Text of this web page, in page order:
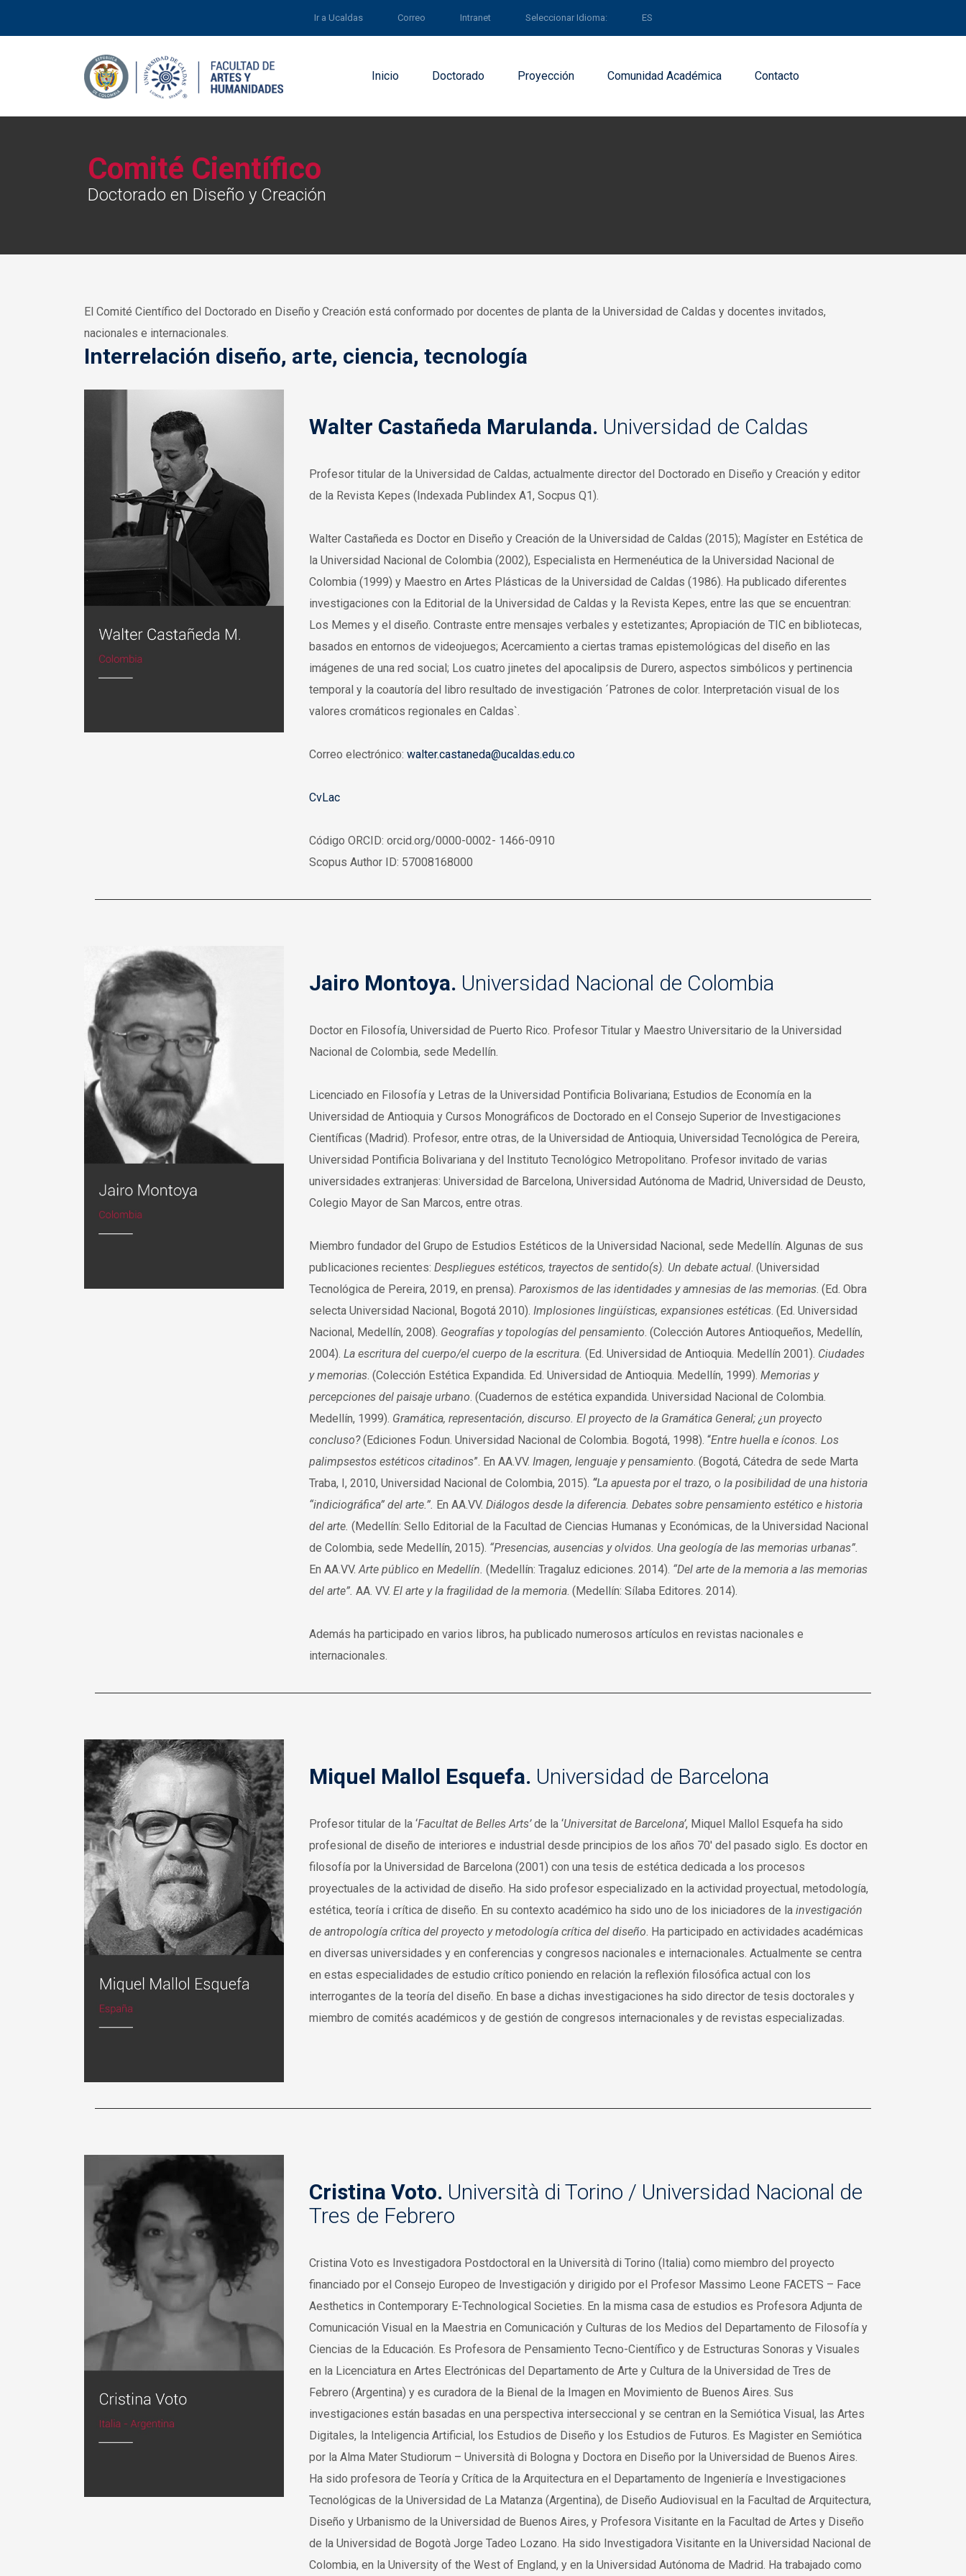
Ir a Ucaldas Correo Intranet Seleccionar Idioma: ES
Inicio Doctorado Proyección Comunidad Académica Contacto
Comité Científico
Doctorado en Diseño y Creación
El Comité Científico del Doctorado en Diseño y Creación está conformado por docentes de planta de la Universidad de Caldas y docentes invitados,
nacionales e internacionales.
Interrelación diseño, arte, ciencia, tecnología
Walter Castañeda Marulanda. Universidad de Caldas
Profesor titular de la Universidad de Caldas, actualmente director del Doctorado en Diseño y Creación y editor
de la Revista Kepes (Indexada Publindex A1, Socpus Q1).
Walter Castañeda es Doctor en Diseño y Creación de la Universidad de Caldas (2015); Magíster en Estética de
la Universidad Nacional de Colombia (2002), Especialista en Hermenéutica de la Universidad Nacional de
Colombia (1999) y Maestro en Artes Plásticas de la Universidad de Caldas (1986). Ha publicado diferentes
investigaciones con la Editorial de la Universidad de Caldas y la Revista Kepes, entre las que se encuentran:
Los Memes y el diseño. Contraste entre mensajes verbales y estetizantes; Apropiación de TIC en bibliotecas,
basados en entornos de videojuegos; Acercamiento a ciertas tramas epistemológicas del diseño en las
imágenes de una red social; Los cuatro jinetes del apocalipsis de Durero, aspectos simbólicos y pertinencia
temporal y la coautoría del libro resultado de investigación ´Patrones de color. Interpretación visual de los
valores cromáticos regionales en Caldas`.
Correo electrónico: walter.castaneda@ucaldas.edu.co
CvLac
Código ORCID: orcid.org/0000-0002- 1466-0910
Scopus Author ID: 57008168000
Jairo Montoya. Universidad Nacional de Colombia
Doctor en Filosofía, Universidad de Puerto Rico. Profesor Titular y Maestro Universitario de la Universidad
Nacional de Colombia, sede Medellín.
Licenciado en Filosofía y Letras de la Universidad Pontificia Bolivariana; Estudios de Economía en la
Universidad de Antioquia y Cursos Monográficos de Doctorado en el Consejo Superior de Investigaciones
Científicas (Madrid). Profesor, entre otras, de la Universidad de Antioquia, Universidad Tecnológica de Pereira,
Universidad Pontificia Bolivariana y del Instituto Tecnológico Metropolitano. Profesor invitado de varias
universidades extranjeras: Universidad de Barcelona, Universidad Autónoma de Madrid, Universidad de Deusto,
Colegio Mayor de San Marcos, entre otras.
Miembro fundador del Grupo de Estudios Estéticos de la Universidad Nacional, sede Medellín. Algunas de sus
publicaciones recientes: Despliegues estéticos, trayectos de sentido(s). Un debate actual. (Universidad
Tecnológica de Pereira, 2019, en prensa). Paroxismos de las identidades y amnesias de las memorias. (Ed. Obra
selecta Universidad Nacional, Bogotá 2010). Implosiones lingüísticas, expansiones estéticas. (Ed. Universidad
Nacional, Medellín, 2008). Geografías y topologías del pensamiento. (Colección Autores Antioqueños, Medellín,
2004). La escritura del cuerpo/el cuerpo de la escritura. (Ed. Universidad de Antioquia. Medellín 2001). Ciudades
y memorias. (Colección Estética Expandida. Ed. Universidad de Antioquia. Medellín, 1999). Memorias y
percepciones del paisaje urbano. (Cuadernos de estética expandida. Universidad Nacional de Colombia.
Medellín, 1999). Gramática, representación, discurso. El proyecto de la Gramática General; ¿un proyecto
concluso?(Ediciones Fodun. Universidad Nacional de Colombia. Bogotá, 1998). “Entre huella e íconos. Los
palimpsestos estéticos citadinos”. En AA.VV. Imagen, lenguaje y pensamiento. (Bogotá, Cátedra de sede Marta
Traba, I, 2010, Universidad Nacional de Colombia, 2015). “La apuesta por el trazo, o la posibilidad de una historia
“indiciográfica” del arte.”. En AA.VV. Diálogos desde la diferencia. Debates sobre pensamiento estético e historia
del arte. (Medellín: Sello Editorial de la Facultad de Ciencias Humanas y Económicas, de la Universidad Nacional
de Colombia, sede Medellín, 2015). “Presencias, ausencias y olvidos. Una geología de las memorias urbanas”.
En AA.VV.Arte público en Medellín. (Medellín: Tragaluz ediciones. 2014). “Del arte de la memoria a las memorias
del arte”. AA. VV. El arte y la fragilidad de la memoria. (Medellín: Sílaba Editores. 2014).
Además ha participado en varios libros, ha publicado numerosos artículos en revistas nacionales e
internacionales.
Miquel Mallol Esquefa. Universidad de Barcelona
Profesor titular de la ‘Facultat de Belles Arts’de la ‘Universitat de Barcelona’, Miquel Mallol Esquefa ha sido
profesional de diseño de interiores e industrial desde principios de los años 70′ del pasado siglo. Es doctor en
filosofía por la Universidad de Barcelona (2001) con una tesis de estética dedicada a los procesos
proyectuales de la actividad de diseño. Ha sido profesor especializado en la actividad proyectual, metodología,
estética, teoría i crítica de diseño. En su contexto académico ha sido uno de los iniciadores de la investigación
de antropología crítica del proyecto y metodología crítica del diseño. Ha participado en actividades académicas
en diversas universidades y en conferencias y congresos nacionales e internacionales. Actualmente se centra
en estas especialidades de estudio crítico poniendo en relación la reflexión filosófica actual con los
interrogantes de la teoría del diseño. En base a dichas investigaciones ha sido director de tesis doctorales y
miembro de comités académicos y de gestión de congresos internacionales y de revistas especializadas.
Cristina Voto. Università di Torino / Universidad Nacional de
Tres de Febrero
Cristina Voto es Investigadora Postdoctoral en la Università di Torino (Italia) como miembro del proyecto
financiado por el Consejo Europeo de Investigación y dirigido por el Profesor Massimo Leone FACETS – Face
Aesthetics in Contemporary E-Technological Societies. En la misma casa de estudios es Profesora Adjunta de
Comunicación Visual en la Maestria en Comunicación y Culturas de los Medios del Departamento de Filosofía y
Ciencias de la Educación. Es Profesora de Pensamiento Tecno-Científico y de Estructuras Sonoras y Visuales
en la Licenciatura en Artes Electrónicas del Departamento de Arte y Cultura de la Universidad de Tres de
Febrero (Argentina) y es curadora de la Bienal de la Imagen en Movimiento de Buenos Aires. Sus
investigaciones están basadas en una perspectiva interseccional y se centran en la Semiótica Visual, las Artes
Digitales, la Inteligencia Artificial, los Estudios de Diseño y los Estudios de Futuros. Es Magister en Semiótica
por la Alma Mater Studiorum – Università di Bologna y Doctora en Diseño por la Universidad de Buenos Aires.
Ha sido profesora de Teoría y Crítica de la Arquitectura en el Departamento de Ingeniería e Investigaciones
Tecnológicas de la Universidad de La Matanza (Argentina), de Diseño Audiovisual en la Facultad de Arquitectura,
Diseño y Urbanismo de la Universidad de Buenos Aires, y Profesora Visitante en la Facultad de Artes y Diseño
de la Universidad de Bogotà Jorge Tadeo Lozano. Ha sido Investigadora Visitante en la Universidad Nacional de
Colombia, en la University of the West of England, y en la Universidad Autónoma de Madrid. Ha trabajado como